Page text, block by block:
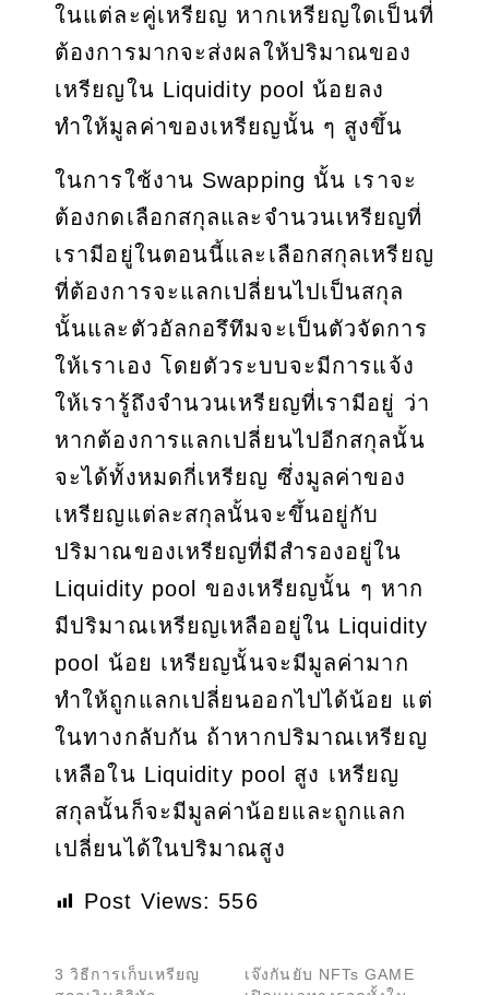
ในแต่ละคู่เหรียญ หากเหรียญใดเป็นที่
ต้องการมากจะส่งผลให้ปริมาณของ
เหรียญใน Liquidity pool น้อยลง
ทำให้มูลค่าของเหรียญนั้น ๆ สูงขึ้น
ในการใช้งาน Swapping นั้น เราจะ
ต้องกดเลือกสกุลและจำนวนเหรียญที่
เรามีอยู่ในตอนนี้และเลือกสกุลเหรียญ
ที่ต้องการจะแลกเปลี่ยนไปเป็นสกุล
นั้นและตัวอัลกอรึทึมจะเป็นตัวจัดการ
ให้เราเอง โดยตัวระบบจะมีการแจ้ง
ให้เรารู้ถึงจำนวนเหรียญที่เรามีอยู่ ว่า
หากต้องการแลกเปลี่ยนไปอีกสกุลนั้น
จะได้ทั้งหมดกี่เหรียญ ซึ่งมูลค่าของ
เหรียญแต่ละสกุลนั้นจะขึ้นอยู่กับ
ปริมาณของเหรียญที่มีสำรองอยู่ใน
Liquidity pool ของเหรียญนั้น ๆ หาก
มีปริมาณเหรียญเหลืออยู่ใน Liquidity
pool น้อย เหรียญนั้นจะมีมูลค่ามาก
ทำให้ถูกแลกเปลี่ยนออกไปได้น้อย แต่
ในทางกลับกัน ถ้าหากปริมาณเหรียญ
เหลือใน Liquidity pool สูง เหรียญ
สกุลนั้นก็จะมีมูลค่าน้อยและถูกแลก
เปลี่ยนได้ในปริมาณสูง
Post Views: 556
3 วิธีการเก็บเหรียญ
เจ๊งกันยับ NFTs GAME